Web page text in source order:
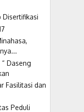
Disertifikasi
Daseng
Fasilitasi dan
Peduli